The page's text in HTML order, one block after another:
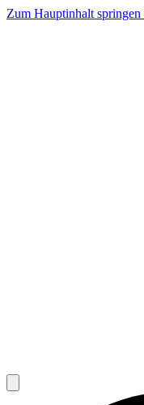
Zum Hauptinhalt springen